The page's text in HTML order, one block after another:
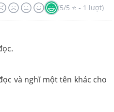
(5/5 ⭐ - 1 lượt)
và nghĩ một tên khác cho